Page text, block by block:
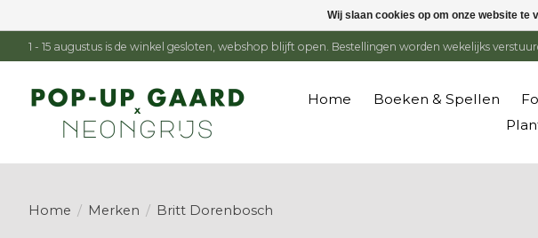
1 - 15 augustus is de winkel gesloten, webshop blijft open. Bestellingen worden wekelijks
Home Boeken & Spellen
Home / Merken / Britt Dorenbosch
Wij slaan cookies op om onze website te